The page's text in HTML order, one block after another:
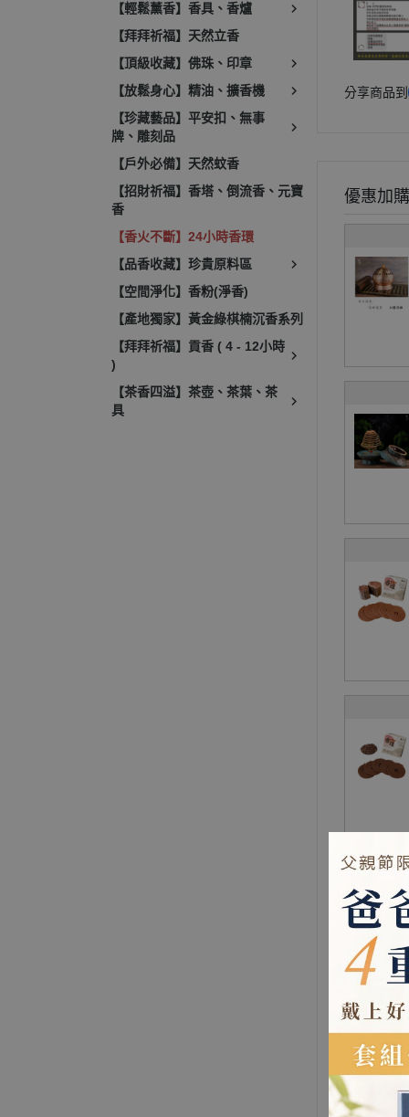
【輕鬆薰香】香具、香爐
【拜拜祈福】天然立香
【頂級收藏】佛珠、印章
【放鬆身心】精油、擴香機
【珍藏藝品】平安扣、無事
牌、雕刻品
【戶外必備】天然蚊香
【招財祈福】香塔、倒流香、元寶
香
【香火不斷】24小時香環
【品香收藏】珍貴原料區
【空間淨化】香粉(淨香)
【產地獨家】黃金綠棋楠沉香系列
【拜拜祈福】貢香 ( 4 - 12小時
)
【茶香四溢】茶壺、茶葉、茶
具
分享商品到
優惠加購